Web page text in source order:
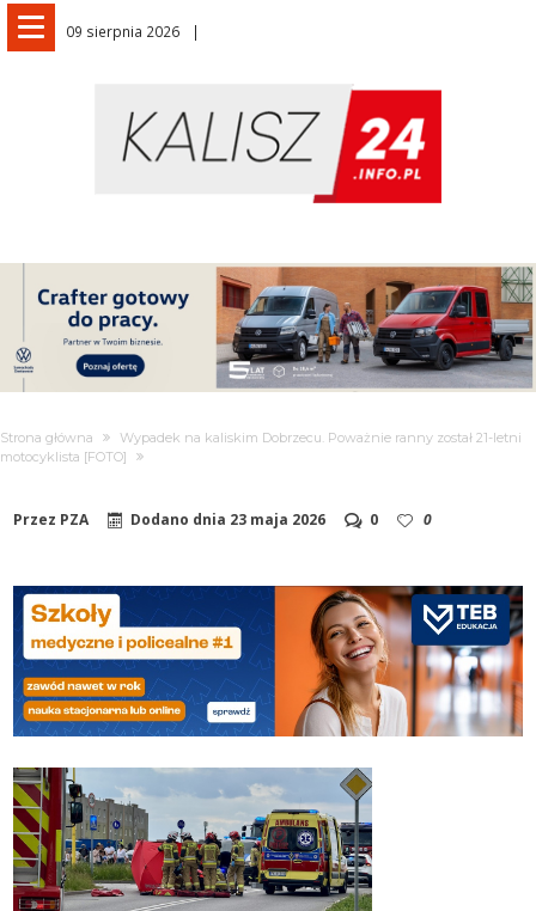
09 sierpnia 2026
Strona główna
Wypadek na kaliskim Dobrzecu. Poważnie ranny został 21-letni
motocyklista [FOTO]
Przez PZA Dodano dnia 23 maja 2026 0 0